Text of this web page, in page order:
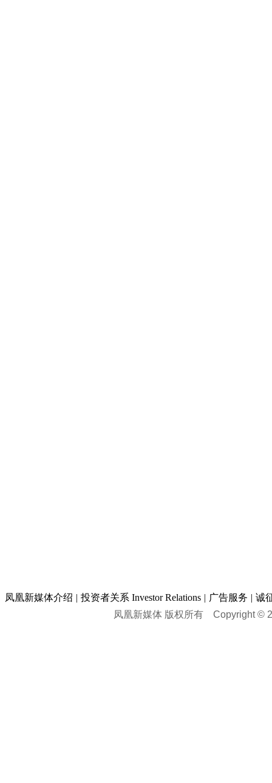
凤凰新媒体介绍 | 投资者关系 Investor Relations | 广告服务 | 诚
凤凰新媒体 版权所有 Copyright ©